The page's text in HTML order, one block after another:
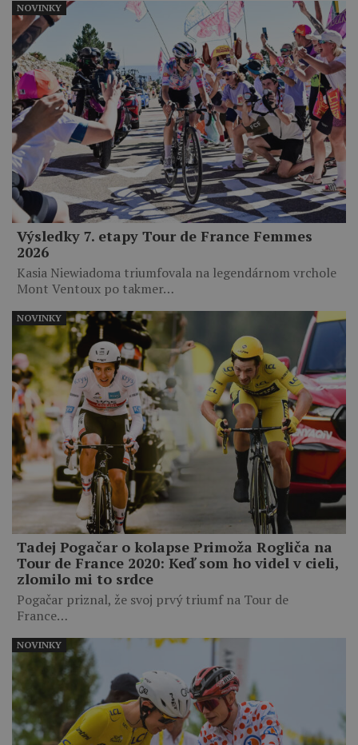
Výsledky 7. etapy Tour de France Femmes
2026
Kasia Niewiadoma triumfovala na legendárnom vrchole
Mont Ventoux po takmer…
NOVINKY
Tadej Pogačar o kolapse Primoža Rogliča na
Tour de France 2020: Keď som ho videl v cieli,
zlomilo mi to srdce
Pogačar priznal, že svoj prvý triumf na Tour de
France…
NOVINKY
NOVINKY